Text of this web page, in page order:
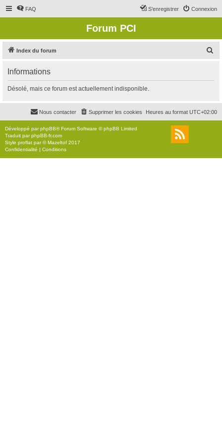
FAQ Connexion
S’enregistrer
Forum PCI
Index du forum
r
c
r
Informations
Désolé, mais ce forum est actuellement indisponible.
Heures au format UTC+02:00
Supprimer les cookies
Nous contacter
Développé parphpBB® Forum Software © phpBB Limited
Traduit parphpBB-fr.com
Style proflat par ©Mazeltof 2017
Confidentialité | Conditions